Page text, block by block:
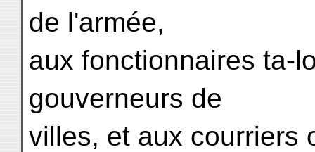
de l'armée,
aux fonctionnaires ta-
gouverneurs de
villes, et aux courriers